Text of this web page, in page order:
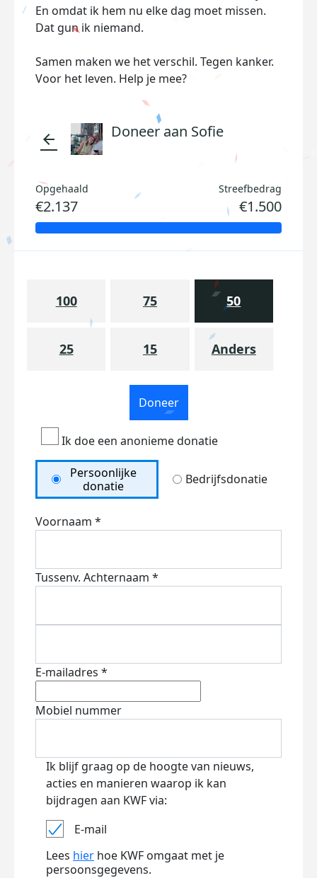
En omdat ik hem nu elke dag moet missen.
Dat gun ik niemand.
Samen maken we het verschil. Tegen kanker.
Voor het leven. Help je mee?
arrow_back Doneer aan Sofie
Opgehaald
€2.137
Streefbedrag
€1.500
100 75 50
25 15 Anders
Doneer
Ik doe een anonieme donatie
Persoonlijke
donatie
Bedrijfsdonatie
Voornaam *
Tussenv. Achternaam *
E-mailadres *
Mobiel nummer
Ik blijf graag op de hoogte van nieuws,
acties en manieren waarop ik kan
bijdragen aan KWF via:
E-mail
Lees hier hoe KWF omgaat met je
persoonsgegevens.